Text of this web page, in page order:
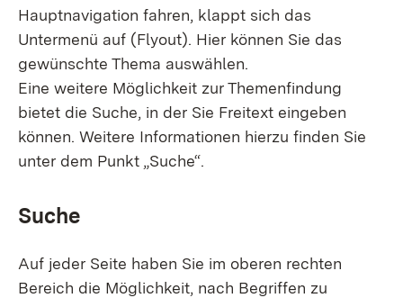
Hauptnavigation fahren, klappt sich das
Untermenü auf (Flyout). Hier können Sie das
gewünschte Thema auswählen.
Eine weitere Möglichkeit zur Themenfindung
bietet die Suche, in der Sie Freitext eingeben
können. Weitere Informationen hierzu finden Sie
unter dem Punkt „Suche“.
Suche
Auf jeder Seite haben Sie im oberen rechten
Bereich die Möglichkeit, nach Begriffen zu